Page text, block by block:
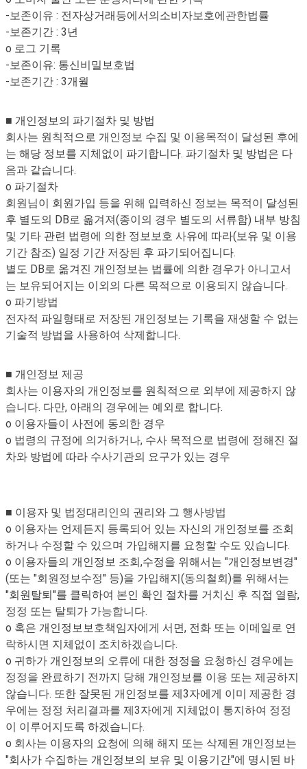
-보존이유 : 전자상거래등에서의소비자보호에관한법률
-보존기간 : 3년
o 로그 기록
-보존이유: 통신비밀보호법
-보존기간 : 3개월
■ 개인정보의 파기절차 및 방법
회사는 원칙적으로 개인정보 수집 및 이용목적이 달성된 후에
는 해당 정보를 지체없이 파기합니다. 파기절차 및 방법은 다
음과 같습니다.
o 파기절차
회원님이 회원가입 등을 위해 입력하신 정보는 목적이 달성된
후 별도의 DB로 옮겨져(종이의 경우 별도의 서류함) 내부 방침
및 기타 관련 법령에 의한 정보보호 사유에 따라(보유 및 이용
기간 참조) 일정 기간 저장된 후 파기되어집니다.
별도 DB로 옮겨진 개인정보는 법률에 의한 경우가 아니고서
는 보유되어지는 이외의 다른 목적으로 이용되지 않습니다.
o 파기방법
전자적 파일형태로 저장된 개인정보는 기록을 재생할 수 없는
기술적 방법을 사용하여 삭제합니다.
■ 개인정보 제공
회사는 이용자의 개인정보를 원칙적으로 외부에 제공하지 않
습니다. 다만, 아래의 경우에는 예외로 합니다.
o 이용자들이 사전에 동의한 경우
o 법령의 규정에 의거하거나, 수사 목적으로 법령에 정해진 절
차와 방법에 따라 수사기관의 요구가 있는 경우
■ 이용자 및 법정대리인의 권리와 그 행사방법
o 이용자는 언제든지 등록되어 있는 자신의 개인정보를 조회
하거나 수정할 수 있으며 가입해지를 요청할 수도 있습니다.
o 이용자들의 개인정보 조회,수정을 위해서는 "개인정보변경"
(또는 "회원정보수정" 등)을 가입해지(동의철회)를 위해서는
"회원탈퇴"를 클릭하여 본인 확인 절차를 거치신 후 직접 열람,
정정 또는 탈퇴가 가능합니다.
o 혹은 개인정보보호책임자에게 서면, 전화 또는 이메일로 연
락하시면 지체없이 조치하겠습니다.
o 귀하가 개인정보의 오류에 대한 정정을 요청하신 경우에는
정정을 완료하기 전까지 당해 개인정보를 이용 또는 제공하지
않습니다. 또한 잘못된 개인정보를 제3자에게 이미 제공한 경
우에는 정정 처리결과를 제3자에게 지체없이 통지하여 정정
이 이루어지도록 하겠습니다.
o 회사는 이용자의 요청에 의해 해지 또는 삭제된 개인정보는
"회사가 수집하는 개인정보의 보유 및 이용기간"에 명시된 바